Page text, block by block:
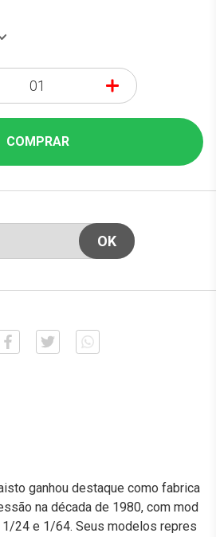
+
COMPRAR
ganhou destaque como fabrica
na década de 1980, com mod
24 e 1/64. Seus modelos repres